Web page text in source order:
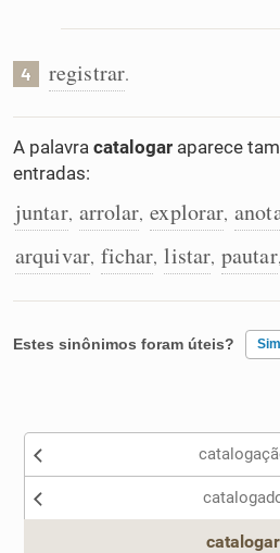
4 registrar.
A palavra catalogar aparece
entradas:
juntar, arrolar, explorar,
arquivar, fichar, listar, pautar,
Estes sinônimos foram úteis? Sim
Nenhum dos sinônimos
catalogar